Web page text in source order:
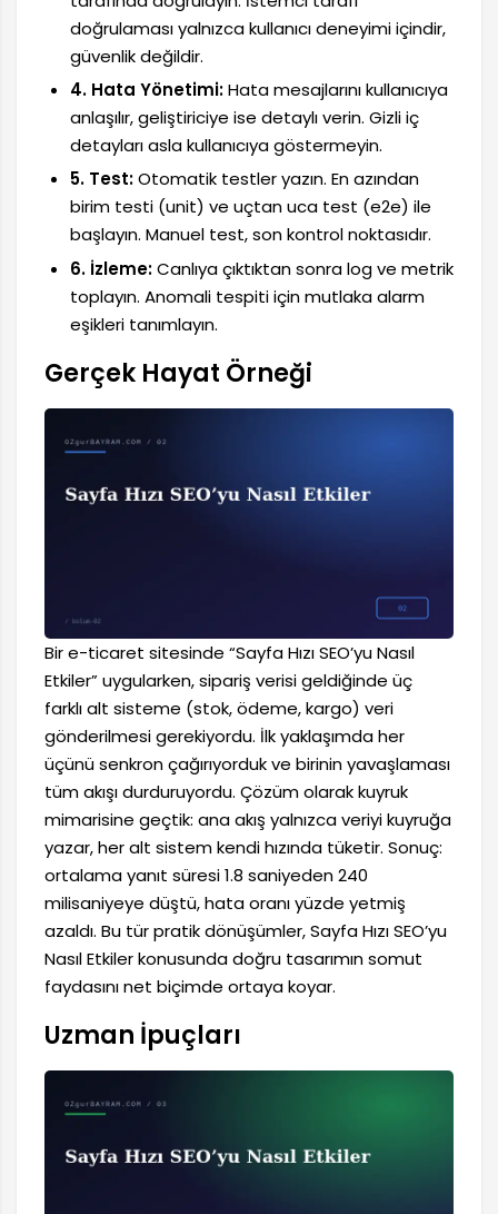
doğrulaması yalnızca kullanıcı deneyimi içindir,
güvenlik değildir.
4. Hata Yönetimi:Hata mesajlarını kullanıcıya
anlaşılır, geliştiriciye ise detaylı verin. Gizli iç
detayları asla kullanıcıya göstermeyin.
5. Test:Otomatik testler yazın. En azından
birim testi (unit) ve uçtan uca test (e2e) ile
başlayın. Manuel test, son kontrol noktasıdır.
6. İzleme:Canlıya çıktıktan sonra log ve metrik
toplayın. Anomali tespiti için mutlaka alarm
eşikleri tanımlayın.
Gerçek Hayat Örneği
Bir e-ticaret sitesinde “Sayfa Hızı SEO’yu Nasıl
Etkiler” uygularken, sipariş verisi geldiğinde üç
farklı alt sisteme (stok, ödeme, kargo) veri
gönderilmesi gerekiyordu. İlk yaklaşımda her
üçünü senkron çağırıyorduk ve birinin yavaşlaması
tüm akışı durduruyordu. Çözüm olarak kuyruk
mimarisine geçtik: ana akış yalnızca veriyi kuyruğa
yazar, her alt sistem kendi hızında tüketir. Sonuç:
ortalama yanıt süresi 1.8 saniyeden 240
milisaniyeye düştü, hata oranı yüzde yetmiş
azaldı. Bu tür pratik dönüşümler, Sayfa Hızı SEO’yu
Nasıl Etkiler konusunda doğru tasarımın somut
faydasını net biçimde ortaya koyar.
Uzman İpuçları